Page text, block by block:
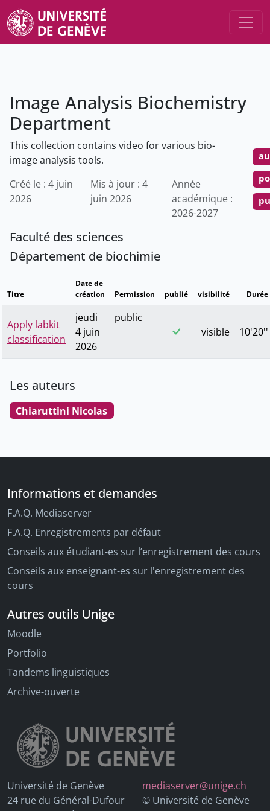
Image Analysis Biochemistry
Department
This collection contains video for various bio-
image analysis tools.
Créé le : 4 juin
2026
Mis à jour : 4
juin 2026
Année
académique :
2026-2027
Faculté des sciences
Département de biochimie
Titre
Date de
création
Permission publié visibilité Durée
Apply labkit
classification
jeudi
4 juin
2026
public
visible
10'20''
Les auteurs
Chiaruttini Nicolas
Informations et demandes
F.A.Q. Mediaserver
F.A.Q. Enregistrements par défaut
Conseils aux étudiant-es sur l’enregistrement des cours
Conseils aux enseignant-es sur l'enregistrement des
cours
Autres outils Unige
Moodle
Portfolio
Tandems linguistiques
Archive-ouverte
Université de Genève
24 rue du Général-Dufour
mediaserver@unige.ch
© Université de Genève